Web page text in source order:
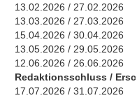
13.02.2026 / 27.02.2026
13.03.2026 / 27.03.2026
15.04.2026 / 30.04.2026
13.05.2026 / 29.05.2026
12.06.2026 / 26.06.2026
Redaktionsschluss /
17.07.2026 / 31.07.2026